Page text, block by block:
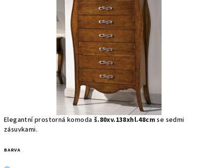
Elegantní prostorná komoda š.80xv.138xhl.48cm se sedmi
zásuvkami.
BARVA
hvězdiček.